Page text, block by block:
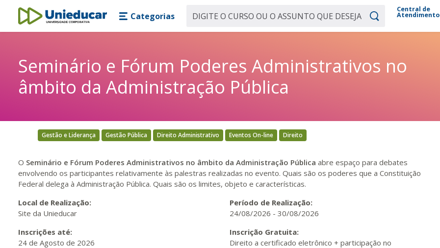
Skip main navigation
Skip to main content
Unieducar
Categorias
Central de
Atendimento
Seminário e Fórum Poderes Administrativos no
âmbito da Administração Pública
Gestão e Liderança Gestão Pública Direito Administrativo Eventos On-line Direito
O Seminário e Fórum Poderes Administrativos no âmbito da Administração Pública abre espaço para debates
envolvendo os participantes relativamente às palestras realizadas no evento. Quais são os poderes que a Constituição
Federal delega à Administração Pública. Quais são os limites, objeto e características.
Local de Realização:
Site da Unieducar
Período de Realização:
24/08/2026 - 30/08/2026
Inscrições até:
24 de Agosto de 2026
Inscrição Gratuita:
Direito a certificado eletrônico + participação no